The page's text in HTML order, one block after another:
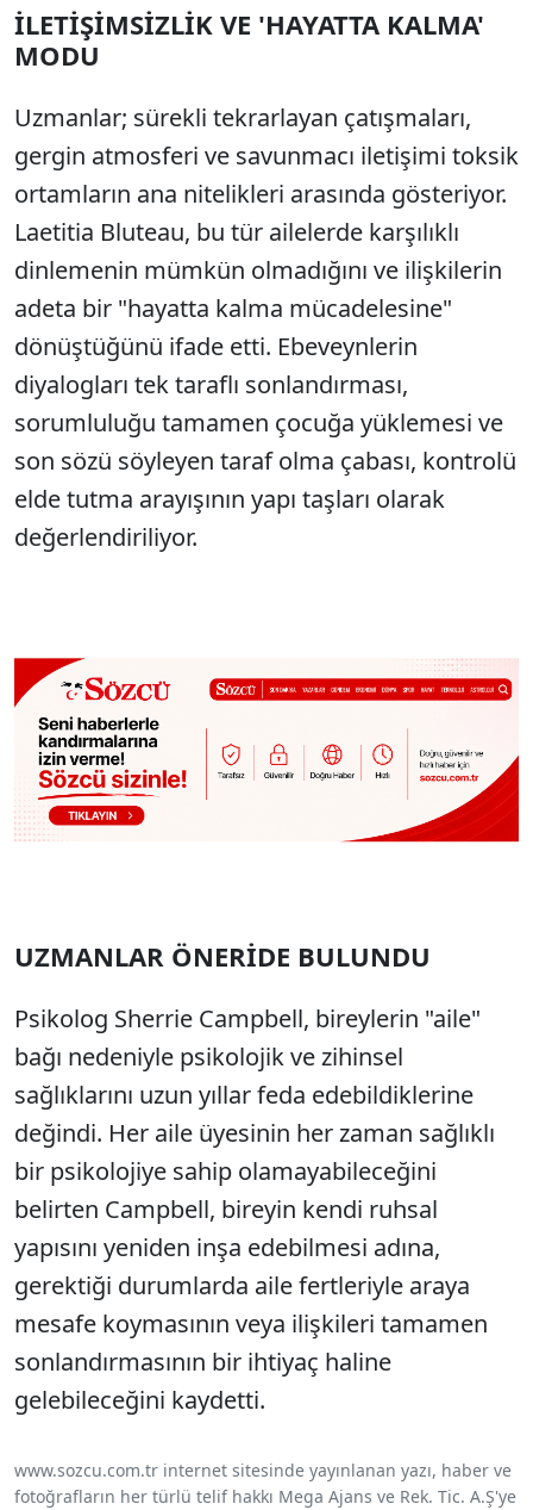
İLETİŞİMSİZLİK VE 'HAYATTA KALMA'
MODU
Uzmanlar; sürekli tekrarlayan çatışmaları,
gergin atmosferi ve savunmacı iletişimi toksik
ortamların ana nitelikleri arasında gösteriyor.
Laetitia Bluteau, bu tür ailelerde karşılıklı
dinlemenin mümkün olmadığını ve ilişkilerin
adeta bir "hayatta kalma mücadelesine"
dönüştüğünü ifade etti. Ebeveynlerin
diyalogları tek taraflı sonlandırması,
sorumluluğu tamamen çocuğa yüklemesi ve
son sözü söyleyen taraf olma çabası, kontrolü
elde tutma arayışının yapı taşları olarak
değerlendiriliyor.
UZMANLAR ÖNERİDE BULUNDU
Psikolog Sherrie Campbell, bireylerin "aile"
bağı nedeniyle psikolojik ve zihinsel
sağlıklarını uzun yıllar feda edebildiklerine
değindi. Her aile üyesinin her zaman sağlıklı
bir psikolojiye sahip olamayabileceğini
belirten Campbell, bireyin kendi ruhsal
yapısını yeniden inşa edebilmesi adına,
gerektiği durumlarda aile fertleriyle araya
mesafe koymasının veya ilişkileri tamamen
sonlandırmasının bir ihtiyaç haline
gelebileceğini kaydetti.
www.sozcu.com.tr internet sitesinde yayınlanan yazı, haber ve
fotoğrafların her türlü telif hakkı Mega Ajans ve Rek. Tic. A.Ş'ye